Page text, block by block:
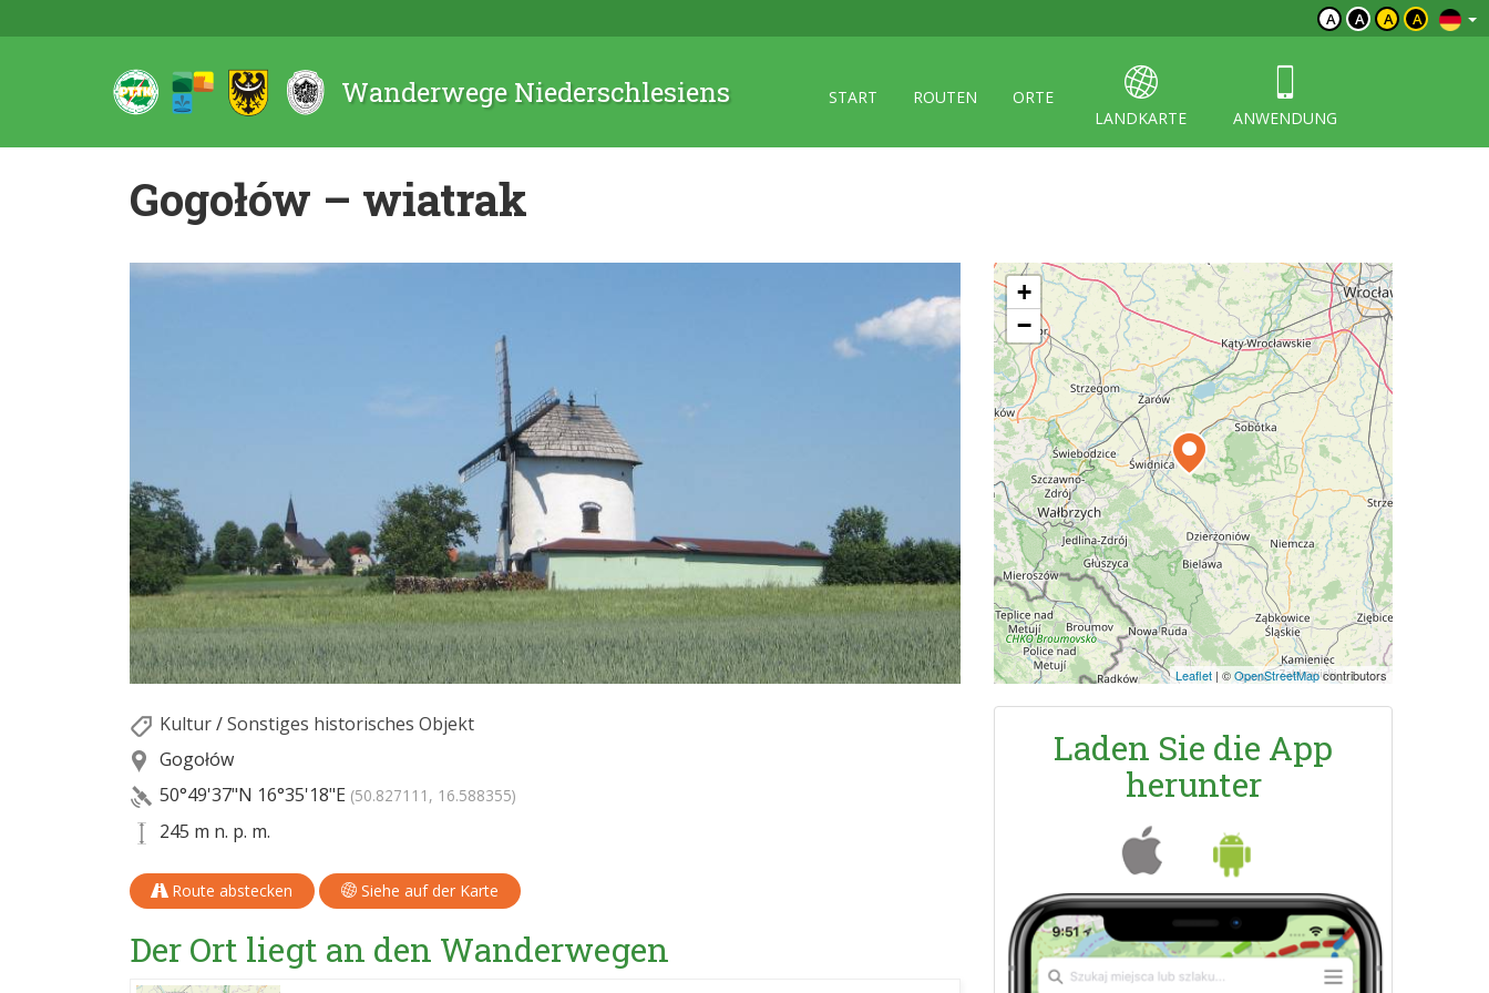
A A A A
Wanderwege Niederschlesiens START ROUTEN
ORTE
LANDKARTE
ANWENDUNG
Gogołów – wiatrak
Kultur/Sonstiges historisches Objekt
Gogołów
50°49'37"N 16°35'18"E (50.827111, 16.588355)
245 m n. p. m.
Route abstecken Siehe auf der Karte
Der Ort liegt an den Wanderwegen
+
−
Leaflet | ©OpenStreetMapcontributors
Laden Sie die App
herunter